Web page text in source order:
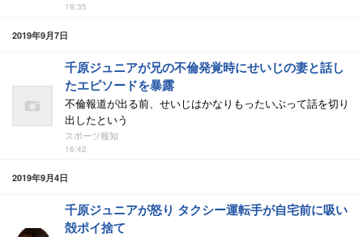
19:35
2019年9月7日
千原ジュニアが兄の不倫発覚時にせいじの妻と話し
たエピソードを暴露
不倫報道が出る前、せいじはかなりもったいぶって話を切り
出したという
スポーツ報知
16:42
2019年9月4日
千原ジュニアが怒り タクシー運転手が自宅前に吸い
殻ポイ捨て